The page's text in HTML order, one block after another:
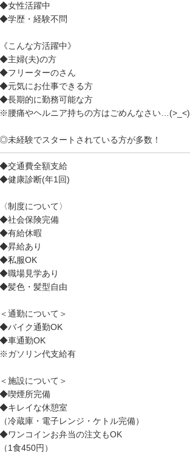
◆女性活躍中
◆学歴・経験不問
《こんな方活躍中》
◆主婦(夫)の方
◆フリーターのさん
◆元気にお仕事できる方
◆長期的に勤務可能な方
※腰痛やヘルニア持ちの方はごめんなさい…(>_<)
◎未経験でスタートされている方が多数！
◆交通費全額支給
◆健康診断(年1回)
〈制度について〉
◆社会保険完備
◆有給休暇
◆昇給あり
◆私服OK
◆職場見学あり
◆髪色・髪型自由
＜通勤について＞
◆バイク通勤OK
◆車通勤OK
※ガソリン代支給有
＜施設について＞
◆喫煙所完備
◆キレイな休憩室
（冷蔵庫・電子レンジ・ケトル完備）
◆ワンコインお弁当の注文もOK
（1食450円）